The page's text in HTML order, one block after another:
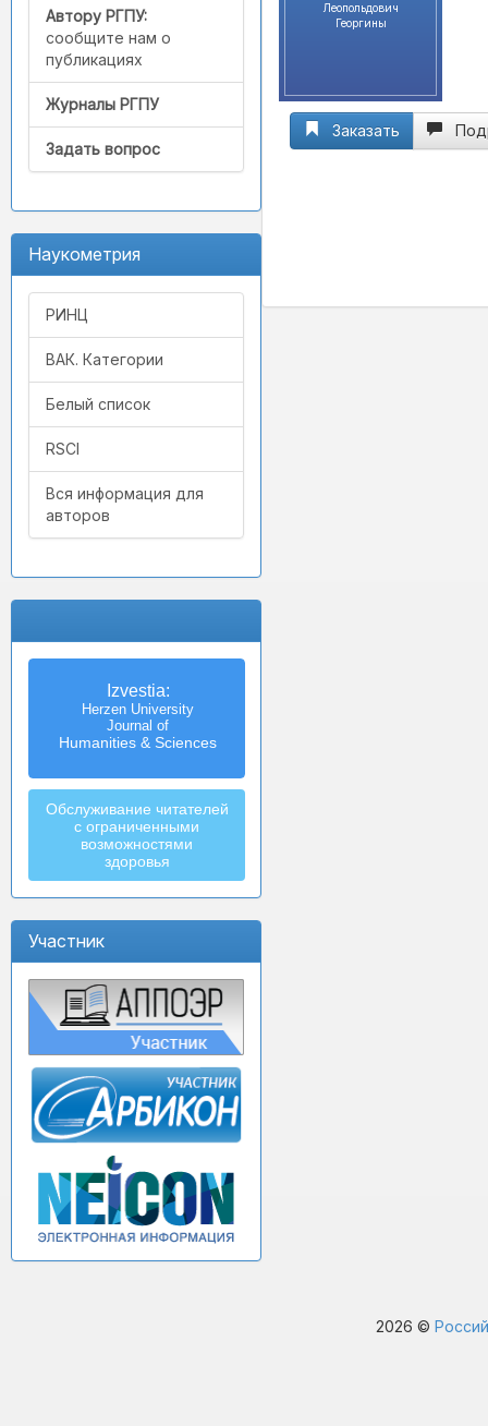
Автору РГПУ:
сообщите нам о
публикациях
Журналы РГПУ
Задать вопрос
Наукометрия
РИНЦ
ВАК. Категории
Белый список
RSCI
Вся информация для
авторов
Izvestia:
Herzen University
Journal of
Humanities & Sciences
Обслуживание читателей
с ограниченными
возможностями
здоровья
Участник
Леопольдович
Георгины
Заказать
2026 ©